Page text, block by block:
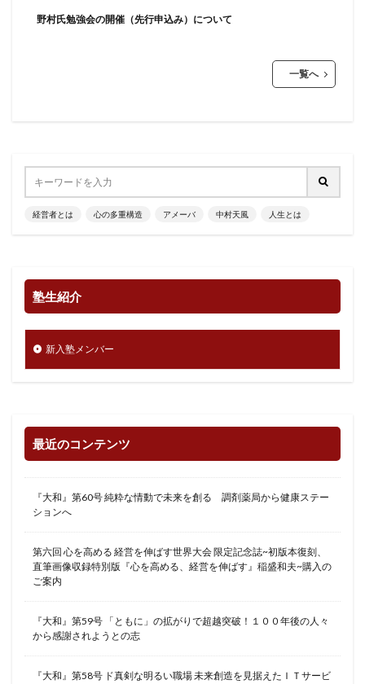
野村氏勉強会の開催（先行申込み）について
一覧へ
経営者とは 心の多重構造 アメーバ 中村天風 人生とは
塾生紹介
新入塾メンバー
最近のコンテンツ
『大和』第60号 純粋な情動で未来を創る 調剤薬局から健康ステー
ションへ
第六回 心を高める 経営を伸ばす世界大会 限定記念誌~初版本復刻、
直筆画像収録特別版『心を高める、経営を伸ばす』稲盛和夫~購入の
ご案内
『大和』第59号 「ともに」の拡がりで超越突破！１００年後の人々
から感謝されようとの志
『大和』第58号 ド真剣な明るい職場 未来創造を見据えたＩＴサービ